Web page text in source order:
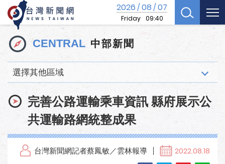
2026/08/07
Friday 09:40
CENTRAL 中部新聞
選擇其他區域
完善公路運輸乘車資訊 縣府展示公
共運輸路網統整成果
台灣新聞網記者蔡鳳敏／雲林報導 2022.08.18